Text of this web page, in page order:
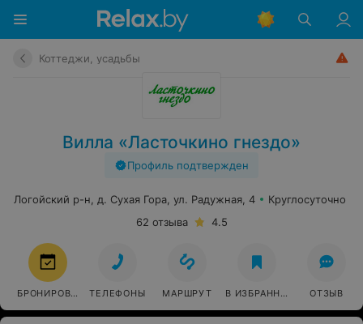
Коттеджи, усадьбы
Вилла «Ласточкино гнездо»
Профиль подтвержден
Логойский р-н, д. Сухая Гора, ул. Радужная, 4
Круглосуточно
62 отзыва
4.5
БРОНИРОВАТЬ ТЕЛЕФОНЫ МАРШРУТ В ИЗБРАННОЕ ОТЗЫВ